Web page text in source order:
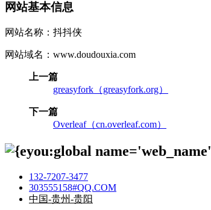
网站基本信息
网站名称：抖抖侠
网站域名：www.doudouxia.com
上一篇
greasyfork（greasyfork.org）
下一篇
Overleaf（cn.overleaf.com）
132-7207-3477
303555158#QQ.COM
中国-贵州-贵阳